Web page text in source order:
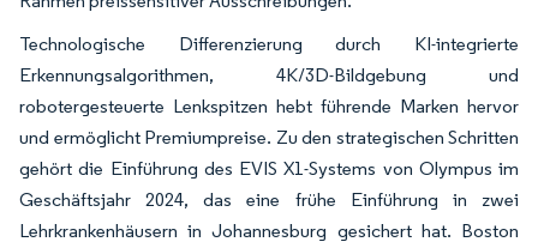
Technologische Differenzierung durch KI-integrierte
Erkennungsalgorithmen, 4K/3D-Bildgebung und
robotergesteuerte Lenkspitzen hebt führende Marken hervor
und ermöglicht Premiumpreise. Zu den strategischen Schritten
gehört die Einführung des EVIS X1-Systems von Olympus im
Geschäftsjahr 2024, das eine frühe Einführung in zwei
Lehrkrankenhäusern in Johannesburg gesichert hat. Boston